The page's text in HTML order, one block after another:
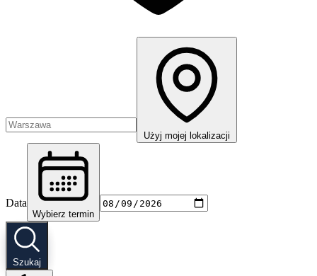
Użyj mojej lokalizacji
Data
Wybierz termin
Szukaj